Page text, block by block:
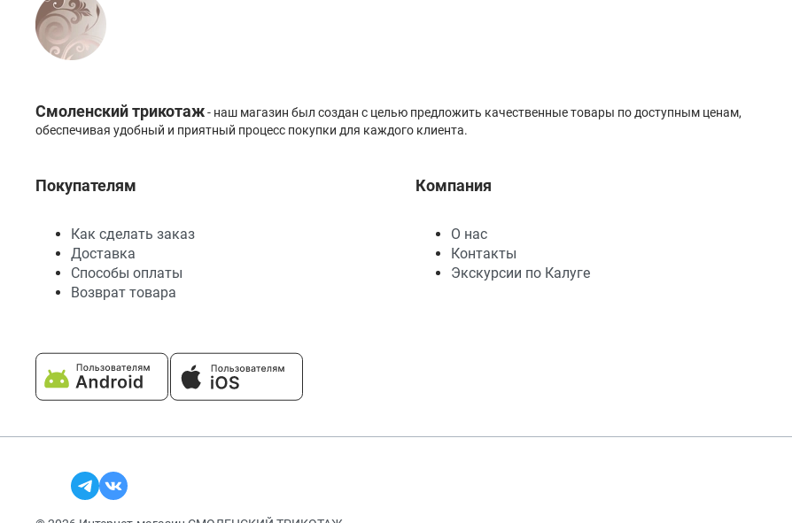
Смоленский трикотаж- наш магазин был создан с целью предложить качественные товары по доступным ценам,
обеспечивая удобный и приятный процесс покупки для каждого клиента.
Покупателям
Как сделать заказ
Доставка
Способы оплаты
Возврат товара
Компания
О нас
Контакты
Экскурсии по Калуге